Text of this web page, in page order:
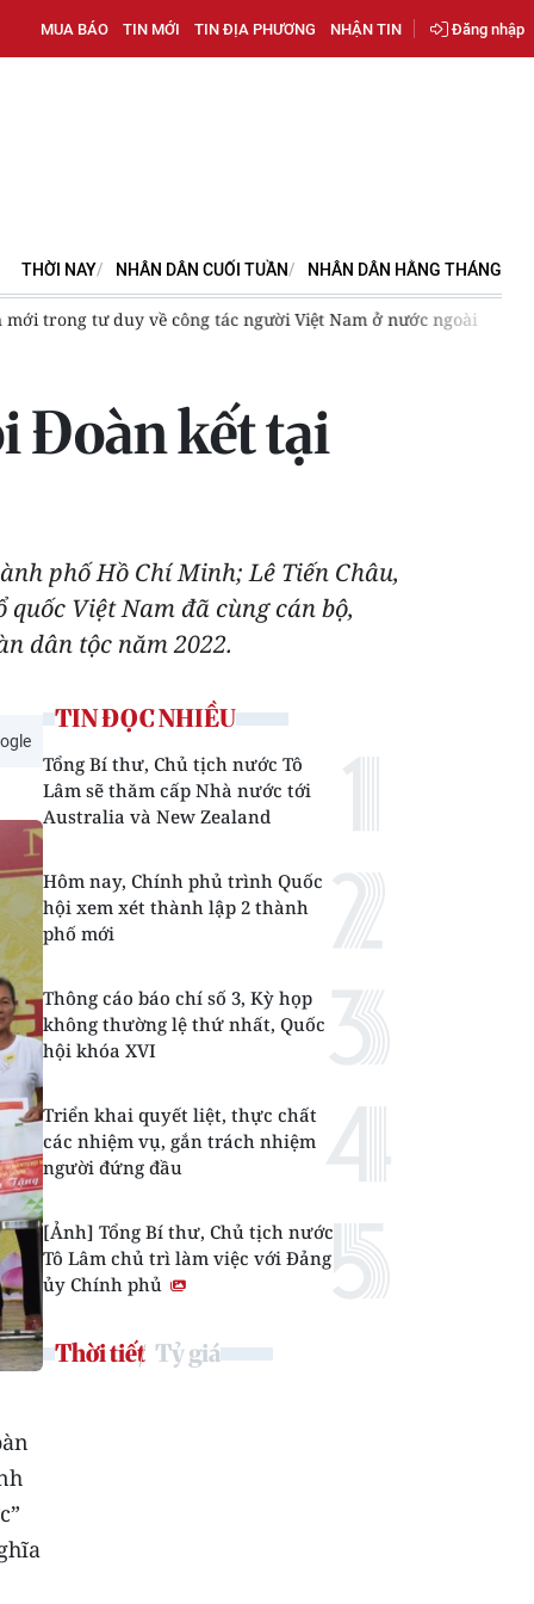
MUA BÁO TIN MỚI TIN ĐỊA PHƯƠNG NHẬN TIN Đăng nhập
THỜI NAY NHÂN DÂN CUỐI TUẦN NHÂN DÂN HẰNG THÁNG
phố Hồ Chí Minh khảo sát công tác xây dựng tổ chức
Đoàn kết tại
phố Hồ Chí Minh; Lê Tiến Châu,
Việt Nam đã cùng cán bộ,
dân tộc năm 2022.
TIN ĐỌC NHIỀU
Tổng Bí thư, Chủ tịch nước Tô
Lâm sẽ thăm cấp Nhà nước tới
Australia và New Zealand
Hôm nay, Chính phủ trình Quốc
hội xem xét thành lập 2 thành
phố mới
Thông cáo báo chí số 3, Kỳ họp
không thường lệ thứ nhất, Quốc
hội khóa XVI
Triển khai quyết liệt, thực chất
các nhiệm vụ, gắn trách nhiệm
người đứng đầu
[Ảnh] Tổng Bí thư, Chủ tịch nước
Tô Lâm chủ trì làm việc với Đảng
ủy Chính phủ
Thời tiết Tỷ giá